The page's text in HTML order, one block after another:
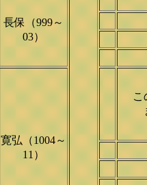
長保（999～
03）
寛弘（1004～
11）
こ